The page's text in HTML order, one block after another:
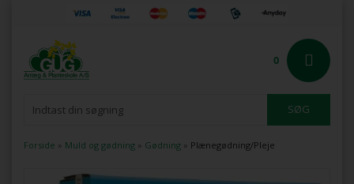
0
Forside » Muld og gødning » Gødning » Plænegødning/Pleje